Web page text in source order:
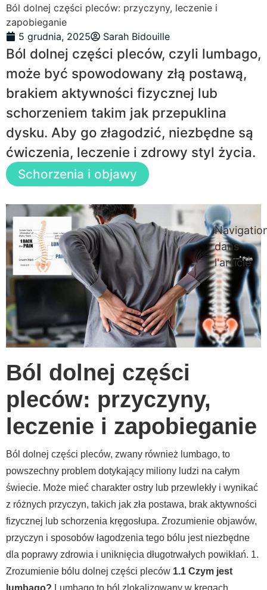
Ból dolnej części pleców: przyczyny, leczenie i
zapobieganie
5 grudnia, 2025
Sarah Bidouille
Ból dolnej części pleców, czyli lumbago,
może być spowodowany złą postawą,
brakiem aktywności fizycznej lub
schorzeniem takim jak przepuklina
dysku. Aby go złagodzić, niezbędne są
ćwiczenia, leczenie i zdrowy styl życia.
Schorzenia i objawy
Ból dolnej części
pleców: przyczyny,
leczenie i zapobieganie
Ból dolnej części pleców, zwany również lumbago, to
powszechny problem dotykający miliony ludzi na całym
świecie. Może mieć charakter ostry lub przewlekły i wynikać
z różnych przyczyn, takich jak zła postawa, brak aktywności
fizycznej lub schorzenia kręgosłupa. Zrozumienie objawów,
przyczyn i sposobów łagodzenia tego bólu jest niezbędne
dla poprawy zdrowia i uniknięcia długotrwałych powikłań. 1.
Zrozumienie bólu dolnej części pleców 1.1 Czym jest
dans
l'article